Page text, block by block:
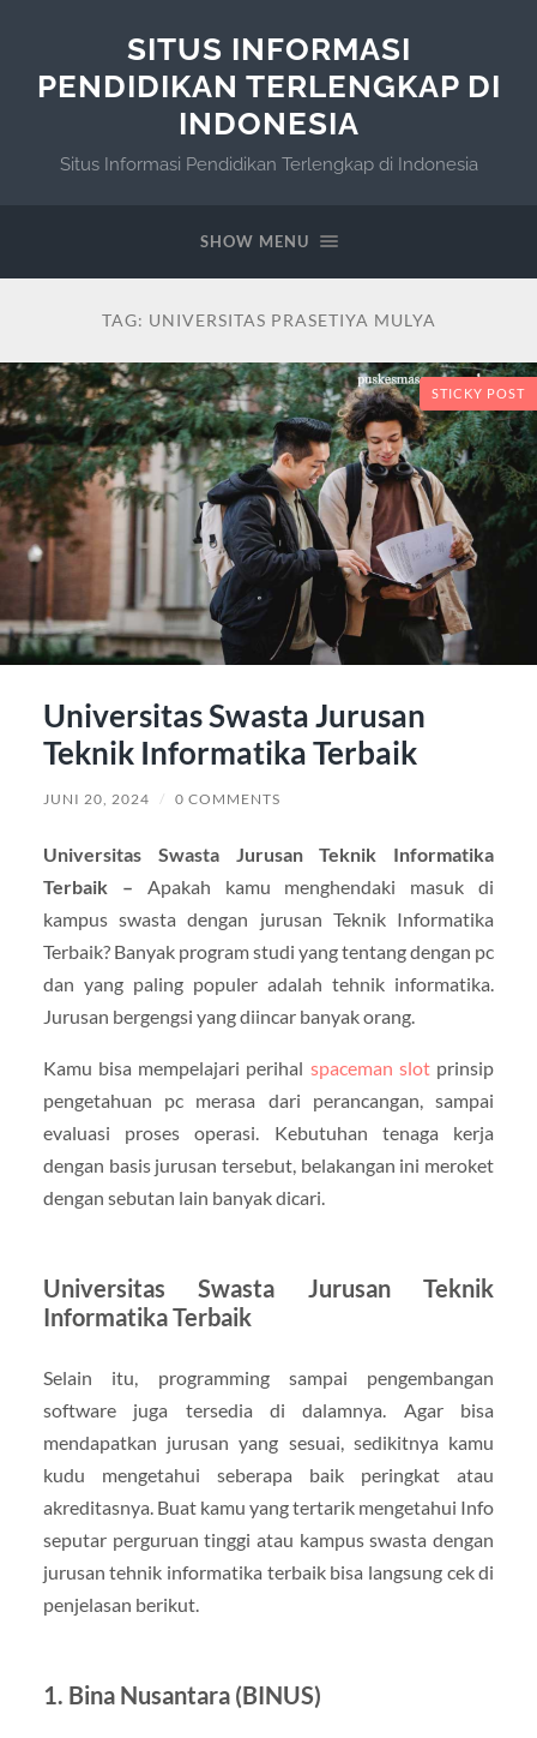
SITUS INFORMASI
PENDIDIKAN TERLENGKAP DI
INDONESIA
Situs Informasi Pendidikan Terlengkap di Indonesia
SHOW MENU
TAG: UNIVERSITAS PRASETIYA MULYA
STICKY POST
Universitas Swasta Jurusan
Teknik Informatika Terbaik
JUNI 20, 2024 / 0 COMMENTS
Universitas Swasta Jurusan Teknik Informatika
Terbaik – Apakah kamu menghendaki masuk di
kampus swasta dengan jurusan Teknik Informatika
Terbaik? Banyak program studi yang tentang dengan pc
dan yang paling populer adalah tehnik informatika.
Jurusan bergengsi yang diincar banyak orang.
Kamu bisa mempelajari perihal spaceman slotprinsip
pengetahuan pc merasa dari perancangan, sampai
evaluasi proses operasi. Kebutuhan tenaga kerja
dengan basis jurusan tersebut, belakangan ini meroket
dengan sebutan lain banyak dicari.
Universitas Swasta Jurusan Teknik
Informatika Terbaik
Selain itu, programming sampai pengembangan
software juga tersedia di dalamnya. Agar bisa
mendapatkan jurusan yang sesuai, sedikitnya kamu
kudu mengetahui seberapa baik peringkat atau
akreditasnya. Buat kamu yang tertarik mengetahui Info
seputar perguruan tinggi atau kampus swasta dengan
jurusan tehnik informatika terbaik bisa langsung cek di
penjelasan berikut.
1. Bina Nusantara (BINUS)